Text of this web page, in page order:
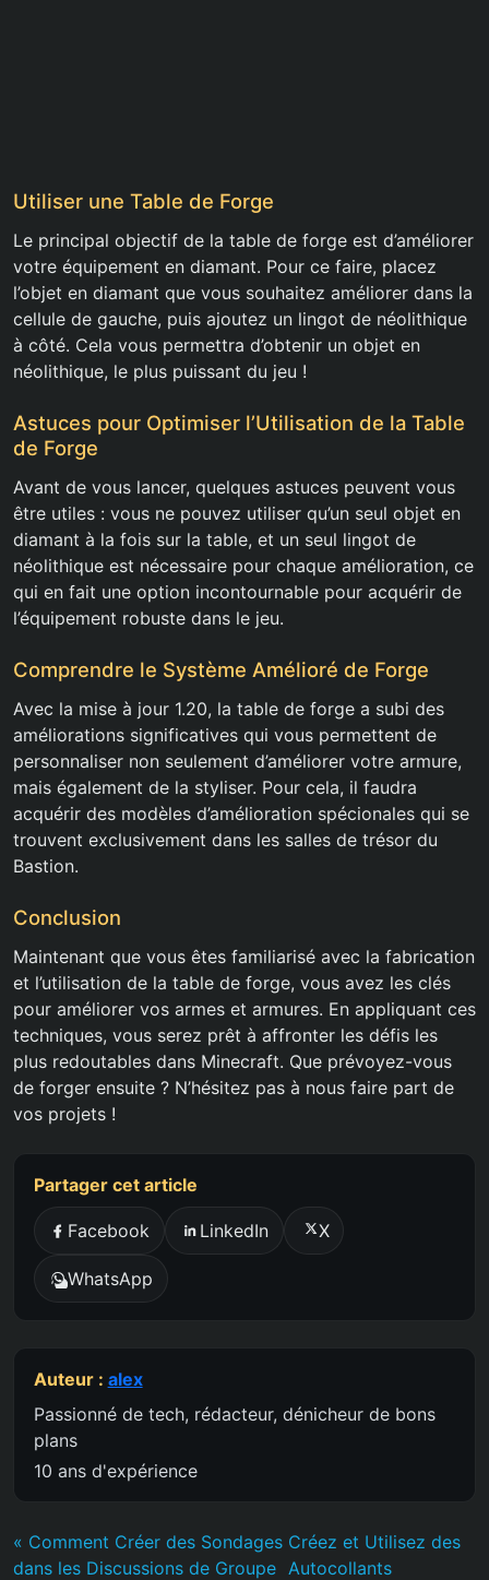
Utiliser une Table de Forge
Le principal objectif de la table de forge est d’améliorer
votre équipement en diamant. Pour ce faire, placez
l’objet en diamant que vous souhaitez améliorer dans la
cellule de gauche, puis ajoutez un lingot de néolithique
à côté. Cela vous permettra d’obtenir un objet en
néolithique, le plus puissant du jeu !
Astuces pour Optimiser l’Utilisation de la Table
de Forge
Avant de vous lancer, quelques astuces peuvent vous
être utiles : vous ne pouvez utiliser qu’un seul objet en
diamant à la fois sur la table, et un seul lingot de
néolithique est nécessaire pour chaque amélioration, ce
qui en fait une option incontournable pour acquérir de
l’équipement robuste dans le jeu.
Comprendre le Système Amélioré de Forge
Avec la mise à jour 1.20, la table de forge a subi des
améliorations significatives qui vous permettent de
personnaliser non seulement d’améliorer votre armure,
mais également de la styliser. Pour cela, il faudra
acquérir des modèles d’amélioration spécionales qui se
trouvent exclusivement dans les salles de trésor du
Bastion.
Conclusion
Maintenant que vous êtes familiarisé avec la fabrication
et l’utilisation de la table de forge, vous avez les clés
pour améliorer vos armes et armures. En appliquant ces
techniques, vous serez prêt à affronter les défis les
plus redoutables dans Minecraft. Que prévoyez-vous
de forger ensuite ? N’hésitez pas à nous faire part de
vos projets !
Partager cet article
Facebook LinkedIn X
WhatsApp
Auteur : alex
Passionné de tech, rédacteur, dénicheur de bons
plans
10 ans d'expérience
« Comment Créer des Sondages
dans les Discussions de Groupe
Créez et Utilisez des
Autocollants